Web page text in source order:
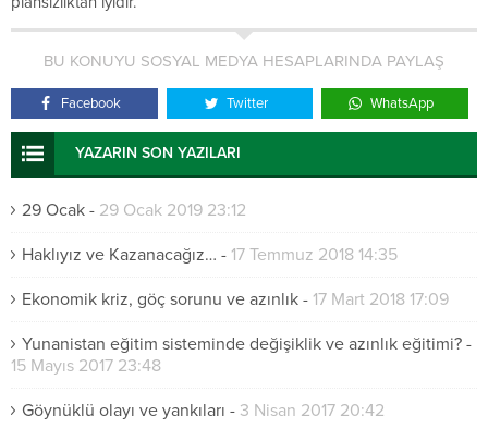
BU KONUYU SOSYAL MEDYA HESAPLARINDA PAYLAŞ
Facebook Twitter WhatsApp
YAZARIN SON YAZILARI
29 Ocak - 29 Ocak 2019 23:12
Haklıyız ve Kazanacağız… - 17 Temmuz 2018 14:35
Ekonomik kriz, göç sorunu ve azınlık - 17 Mart 2018 17:09
Yunanistan eğitim sisteminde değişiklik ve azınlık eğitimi? -
15 Mayıs 2017 23:48
Göynüklü olayı ve yankıları - 3 Nisan 2017 20:42